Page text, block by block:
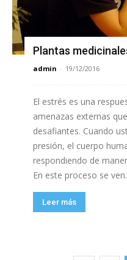
Plantas
admin - 19/12/2016
El estrés es una
amenazas externas
desafiantes. Cuando
presión, el cuerpo
respondiendo de
En este proceso se
Leer más